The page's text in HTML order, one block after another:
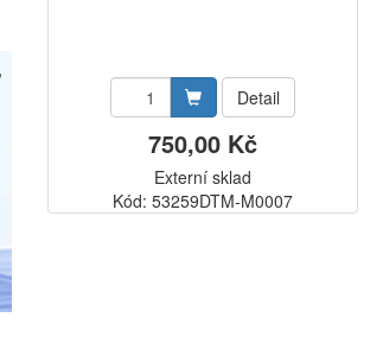
Detail
750,00 Kč
Externí sklad
Kód: 53259DTM-M0007